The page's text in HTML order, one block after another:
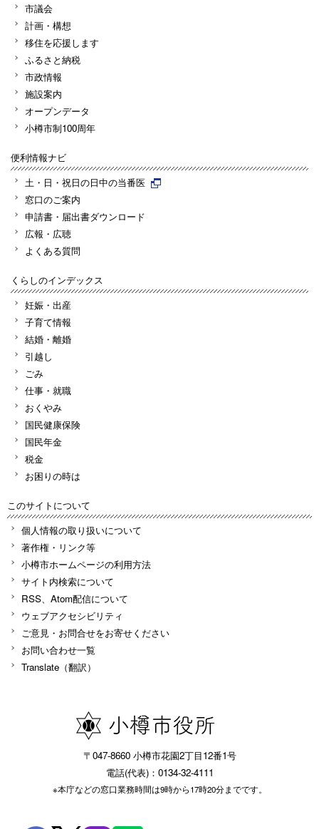
市議会
計画・構想
移住を応援します
ふるさと納税
市政情報
施設案内
オープンデータ
小樽市制100周年
便利情報ナビ
土・日・祝日の日中の当番医
窓口のご案内
申請書・届出書ダウンロード
広報・広聴
よくある質問
くらしのインデックス
妊娠・出産
子育て情報
結婚・離婚
引越し
ごみ
仕事・就職
おくやみ
国民健康保険
国民年金
税金
お困りの時は
このサイトについて
個人情報の取り扱いについて
著作権・リンク等
小樽市ホームページの利用方法
サイト内検索について
RSS、Atom配信について
ウェブアクセシビリティ
ご意見・お問合せをお寄せください
お問い合わせ一覧
Translate（翻訳）
〒047-8660 小樽市花園2丁目12番1号
電話(代表)：0134-32-4111
※本庁などの窓口業務時間は9時から17時20分までです。